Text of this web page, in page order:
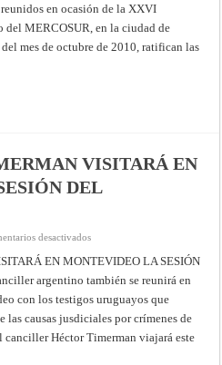
CANCILLERES
DEL
MERCOSUR
SOBRE
ACTIVIDADES
en ocasión de la XXVI
del MERCOSUR, en la ciudad de
mes de octubre de 2010, ratifican las
VISITARÁ EN
DEL
desactivadosen
CANCILLER
TIMERMAN
VISITARÁ
MONTEVIDEO
LA
SESIÓN
DEL
PARLASUR
EN MONTEVIDEO LA SESIÓN
argentino también se reunirá en
con los testigos uruguayos que
causas jusdiciales por crímenes de
canciller Héctor Timerman viajará este